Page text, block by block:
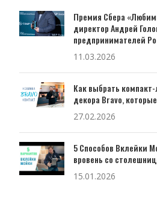
Премия Сбера
директор Андрей
предпринимателей
11.03.2026
Как выбрать
декора Bravo,
27.02.2026
5 Способов Вклейки
вровень со
15.01.2026